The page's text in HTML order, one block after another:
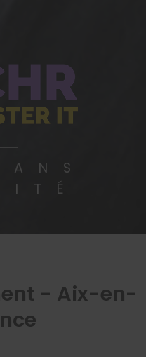
- Aix-en-